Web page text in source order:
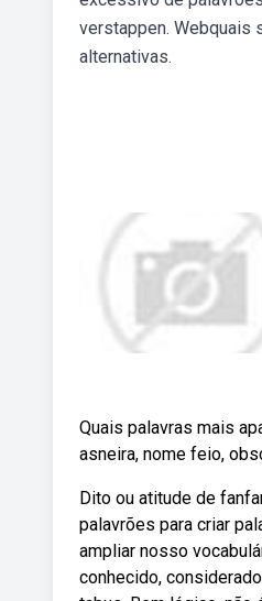
verstappen. Webquais
alternativas.
Quais palavras mais
asneira, nome feio,
Dito ou atitude de
palavrões para criar
ampliar nosso
conhecido,